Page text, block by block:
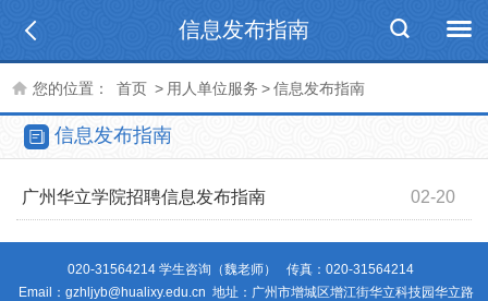
信息发布指南
您的位置： 首页 > 用人单位服务 >信息发布指南
信息发布指南
02-20
广州华立学院招聘信息发布指南
020-31564214 学生咨询（魏老师） 传真：020-31564214
Email：gzhljyb@hualixy.edu.cn 地址：广州市增城区增江街华立科技园华立路